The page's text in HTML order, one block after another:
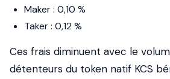
Maker : 0,10 %
Taker : 0,12 %
Ces frais diminuent avec le
détenteurs du token natif KCS